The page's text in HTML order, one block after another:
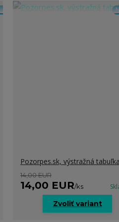
Pozorpes.sk, výstražná tabuľka
14,00 EUR
14,00 EUR/ks
Zvoliť variant